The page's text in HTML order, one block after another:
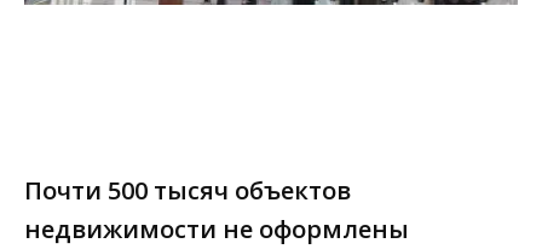
Почти 500 тысяч объектов
недвижимости не оформлены